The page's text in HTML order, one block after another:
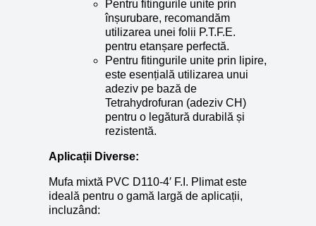
Pentru fitingurile unite prin
înșurubare, recomandăm
utilizarea unei folii P.T.F.E.
pentru etanșare perfectă.
Pentru fitingurile unite prin lipire,
este esențială utilizarea unui
adeziv pe bază de
Tetrahydrofuran (adeziv CH)
pentru o legătură durabilă și
rezistentă.
Aplicații Diverse:
Mufa mixtă PVC D110-4′ F.I. Plimat este
ideală pentru o gamă largă de aplicații,
incluzând: